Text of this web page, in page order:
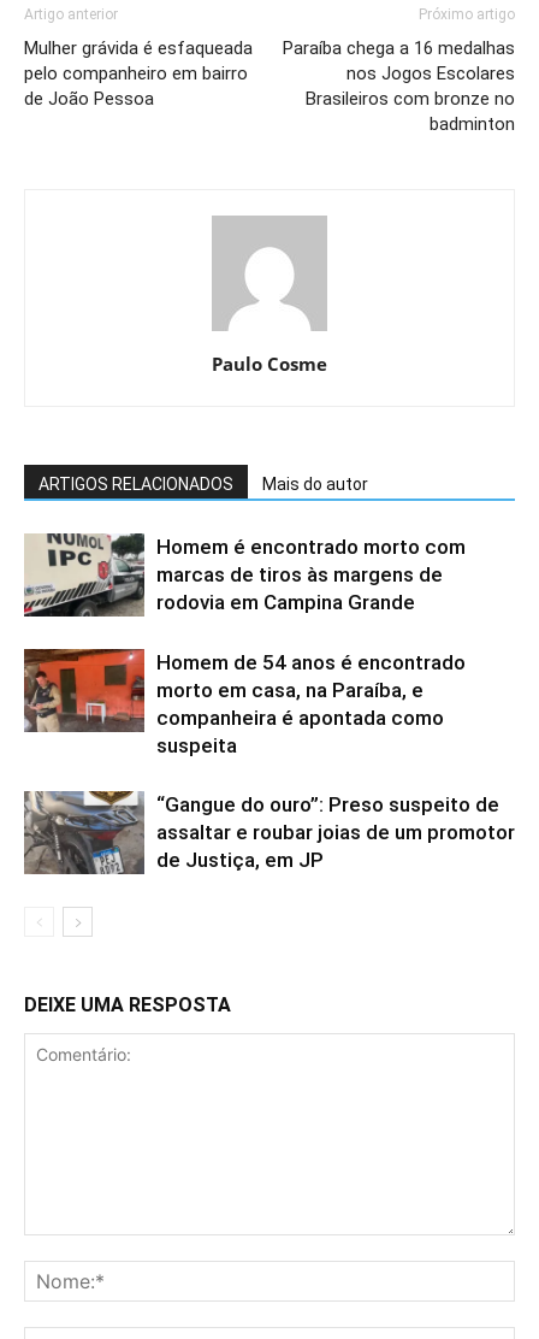
Artigo anterior
Mulher grávida é esfaqueada
pelo companheiro em bairro
de João Pessoa
Próximo artigo
Paraíba chega a 16 medalhas
nos Jogos Escolares
Brasileiros com bronze no
badminton
Paulo Cosme
ARTIGOS RELACIONADOS Mais do autor
Homem é encontrado morto com
marcas de tiros às margens de
rodovia em Campina Grande
Homem de 54 anos é encontrado
morto em casa, na Paraíba, e
companheira é apontada como
suspeita
“Gangue do ouro”: Preso suspeito de
assaltar e roubar joias de um promotor
de Justiça, em JP
DEIXE UMA RESPOSTA